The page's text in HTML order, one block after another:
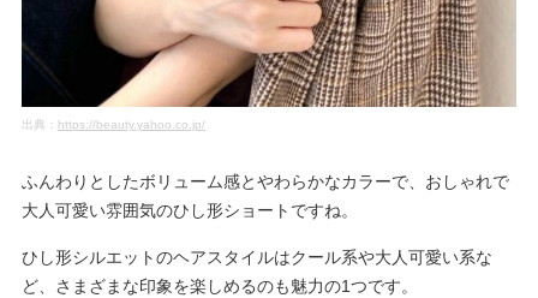
出典： https://beauty.yahoo.co.jp/
ふんわりとしたボリューム感とやわらかなカラーで、おしゃれで
大人可愛い雰囲気のひし形ショートですね。
ひし形シルエットのヘアスタイルはクール系や大人可愛い系な
ど、さまざまな印象を楽しめるのも魅力の1つです。